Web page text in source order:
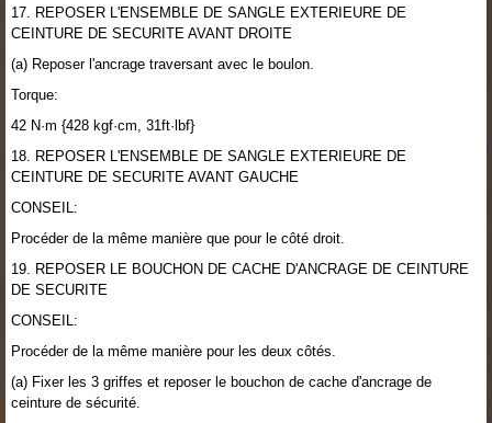
17. REPOSER L'ENSEMBLE DE SANGLE EXTERIEURE DE
CEINTURE DE SECURITE AVANT DROITE
(a) Reposer l'ancrage traversant avec le boulon.
Torque:
42 N·m {428 kgf·cm, 31ft·lbf}
18. REPOSER L'ENSEMBLE DE SANGLE EXTERIEURE DE
CEINTURE DE SECURITE AVANT GAUCHE
CONSEIL:
Procéder de la même manière que pour le côté droit.
19. REPOSER LE BOUCHON DE CACHE D'ANCRAGE DE CEINTURE
DE SECURITE
CONSEIL:
Procéder de la même manière pour les deux côtés.
(a) Fixer les 3 griffes et reposer le bouchon de cache d'ancrage de
ceinture de sécurité.